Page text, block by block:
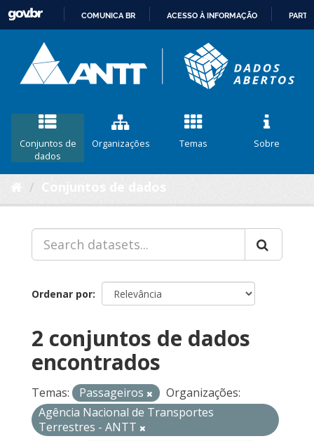
CONTEÚDO
COMUNICA BR ACESSO À INFORMAÇÃO
Conjuntos de
dados
Organizações Temas Sobre
Ordenar por
2 conjuntos de dados
encontrados
Temas: Passageiros
Organizações:
Agência Nacional de Transportes
Terrestres - ANTT